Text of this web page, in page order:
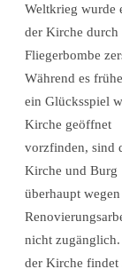
Weltkrieg wurde
der Kirche durch
Fliegerbombe
Während es
ein Glücksspiel
Kirche geöffnet
vorzfinden, sind
Kirche und Burg
überhaupt wegen
nicht
der Kirche findet